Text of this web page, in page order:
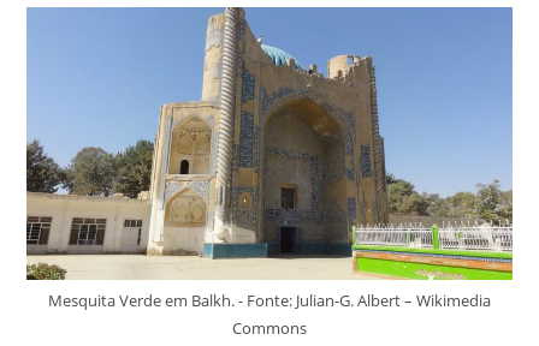
O
Réveillon.
Hora
De
Começar
A
Se
Preparar
Mesquita Verde em Balkh. - Fonte: Julian-G. Albert – Wikimedia
Commons